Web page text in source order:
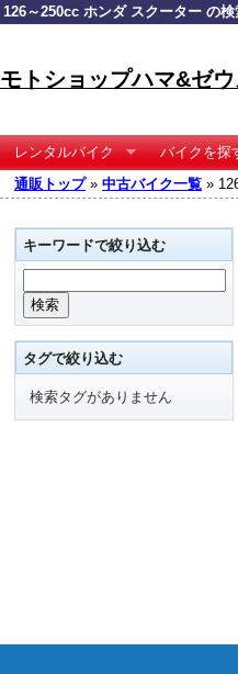
126～250cc ホンダ スクーター の検
モトショップハマ&ゼ
レンタルバイク バイクを探
通販トップ» 中古バイク一覧 »
キーワードで絞り込む
タグで絞り込む
検索タグがありません